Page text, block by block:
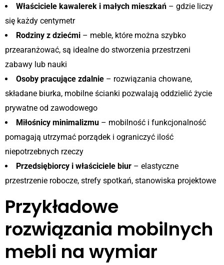
Właściciele kawalerek i małych mieszkań – gdzie liczy
się każdy centymetr
Rodziny z dziećmi – meble, które można szybko
przearanżować, są idealne do stworzenia przestrzeni
zabawy lub nauki
Osoby pracujące zdalnie – rozwiązania chowane,
składane biurka, mobilne ścianki pozwalają oddzielić życie
prywatne od zawodowego
Miłośnicy minimalizmu – mobilność i funkcjonalność
pomagają utrzymać porządek i ograniczyć ilość
niepotrzebnych rzeczy
Przedsiębiorcy i właściciele biur – elastyczne
przestrzenie robocze, strefy spotkań, stanowiska projektowe
Przykładowe
rozwiązania mobilnych
mebli na wymiar